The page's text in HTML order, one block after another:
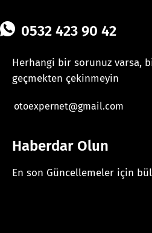
0532 423 90 42
Herhangi bir sorunuz varsa,
geçmekten çekinmeyin
otoexpernet@gmail.com
Haberdar Olun
En son Güncellemeler için